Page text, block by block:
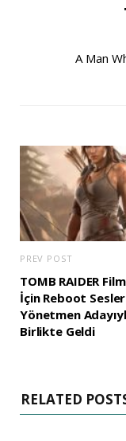
A Man
PREV POST
TOMB RAIDER
İçin Reboot
Yönetmen
Birlikte Geldi
RELATED